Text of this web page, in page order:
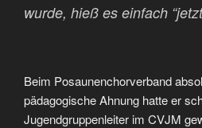
wurde, hieß es einfach
Beim Posaunenchorverband
pädagogische Ahnung hatte er
Jugendgruppenleiter im CVJM